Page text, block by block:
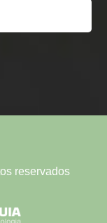
reservados